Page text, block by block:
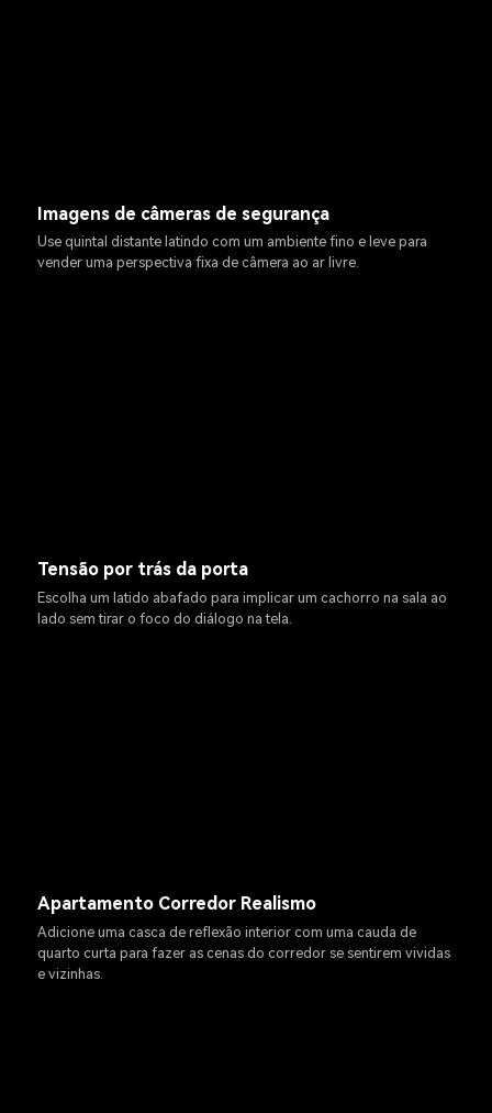
Imagens de câmeras de segurança
Use quintal distante latindo com um ambiente fino e leve para
vender uma perspectiva fixa de câmera ao ar livre.
Tensão por trás da porta
Escolha um latido abafado para implicar um cachorro na sala ao
lado sem tirar o foco do diálogo na tela.
Apartamento Corredor Realismo
Adicione uma casca de reflexão interior com uma cauda de
quarto curta para fazer as cenas do corredor se sentirem vividas
e vizinhas.